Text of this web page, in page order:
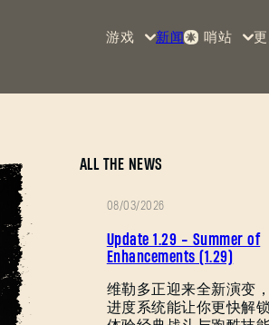
游戏
《消
的光
芒2
逝的
光
新闻 哨站
赏金
ALL THE NEWS
丁
08/03/2026
Update 1.29 - Summer of
Enhancements (1.29)
维勒多正迎来全新演变
进度系统能让你更快解